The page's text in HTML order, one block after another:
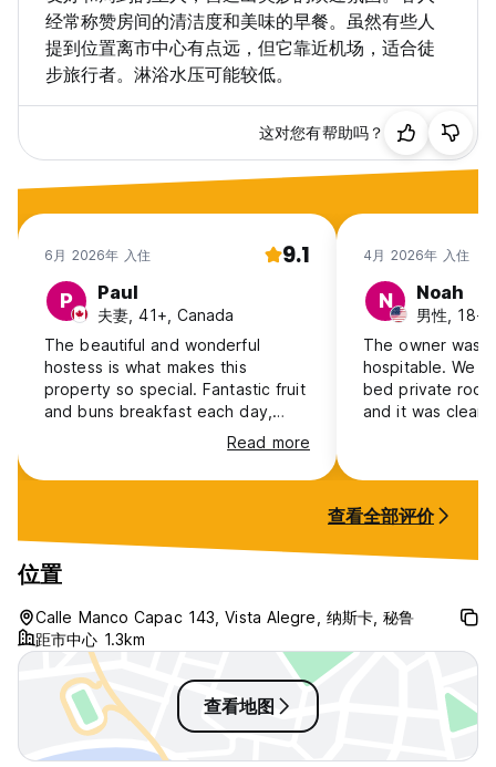
经常称赞房间的清洁度和美味的早餐。虽然有些人
提到位置离市中心有点远，但它靠近机场，适合徒
步旅行者。淋浴水压可能较低。
这对您有帮助吗？
6月 2026年 入住 9.1
P Paul
夫妻, 41+, Canada
The beautiful and wonderful
hostess is what makes this
property so special. Fantastic fruit
and buns breakfast each day,
very clean room and shower
(though the latter had little
pressure and the hot water was
training to trek in other parts of
Peru the walk there and back is
very doable, we did it several
times. It’s close to the airport for
Nazca lines Flight…and there’s two
Excellent restaurants nearby: Chifa
+ Orlandos!
Read more
4月 2026年 入住
N Noah
男性, 18-
The owner was
hospitable. We
bed private
and it was clean
says there is air
day. The
查看全部评价
位置
Calle Manco Capac 143, Vista Alegre, 纳斯卡, 秘鲁
距市中心 1.3km
查看地图